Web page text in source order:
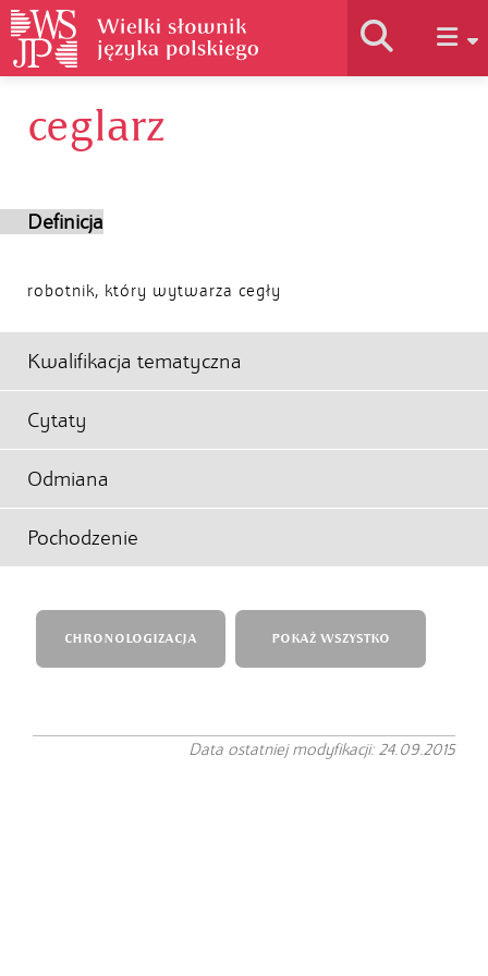
ceglarz
Definicja
robotnik, który wytwarza cegły
Kwalifikacja tematyczna
Cytaty
Odmiana
Pochodzenie
CHRONOLOGIZACJA POKAŻ WSZYSTKO
Data ostatniej modyfikacji: 24.09.2015